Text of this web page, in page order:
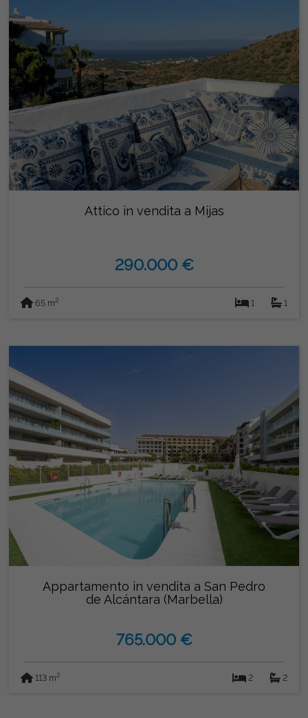
Attico in vendita a Mijas
290.000 €
65 m2 1 1
Appartamento in vendita a San Pedro
de Alcántara (Marbella)
765.000 €
113 m2 2 2